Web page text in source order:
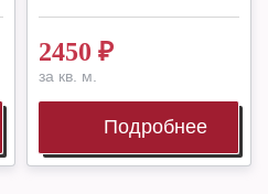
2450 ₽
за кв. м.
Подробнее